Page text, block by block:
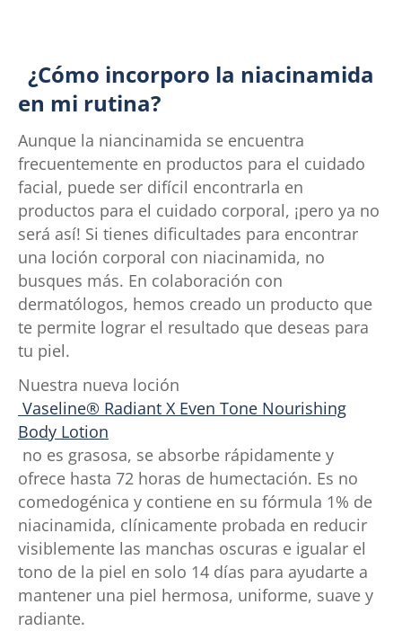
¿Cómo incorporo la niacinamida
en mi rutina?
Aunque la niancinamida se encuentra
frecuentemente en productos para el cuidado
facial, puede ser difícil encontrarla en
productos para el cuidado corporal, ¡pero ya no
será así! Si tienes dificultades para encontrar
una loción corporal con niacinamida, no
busques más. En colaboración con
dermatólogos, hemos creado un producto que
te permite lograr el resultado que deseas para
tu piel.
Nuestra nueva loción
Vaseline® Radiant X Even Tone Nourishing
Body Lotion
no es grasosa, se absorbe rápidamente y
ofrece hasta 72 horas de humectación. Es no
comedogénica y contiene en su fórmula 1% de
niacinamida, clínicamente probada en reducir
visiblemente las manchas oscuras e igualar el
tono de la piel en solo 14 días para ayudarte a
mantener una piel hermosa, uniforme, suave y
radiante.